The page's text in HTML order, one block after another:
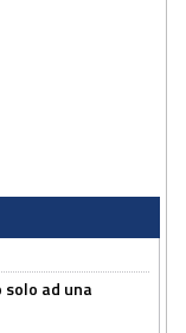
solo ad una